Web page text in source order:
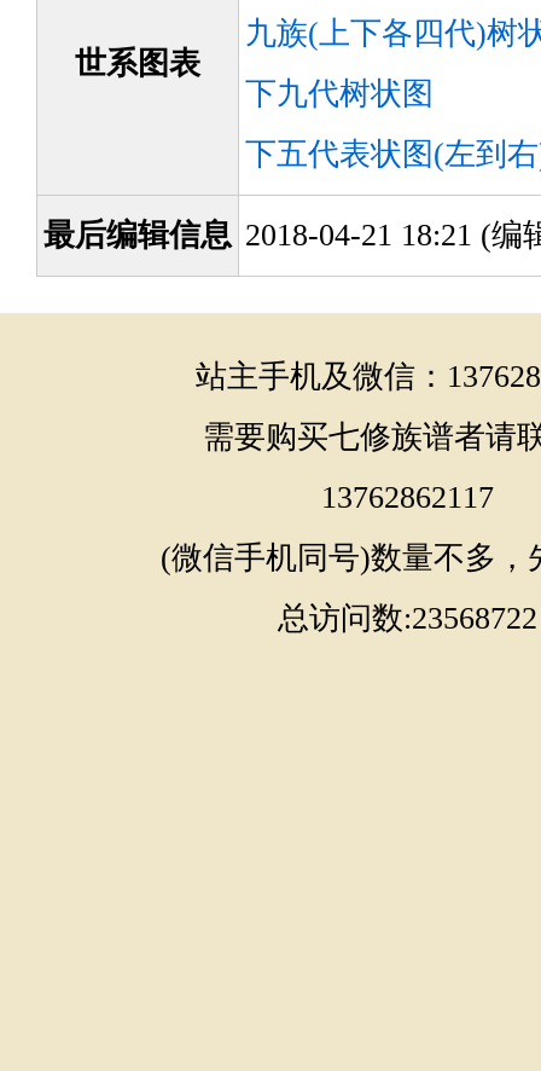
世系图表
九族(上下各四代)树
下九代树状图
下五代表状图(左到
最后编辑信息 2018-04-21 18:21 (编
站主手机及微信：
需要购买七修族谱者请
13762862117
(微信手机同号)数量不多，
总访问数:23568722